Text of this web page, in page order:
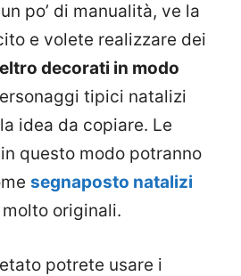
po’ di manualità, ve la
e volete realizzare dei
decorati in modo
tipici natalizi
idea da copiare. Le
questo modo potranno
segnaposto natalizi
originali.
potrete usare i